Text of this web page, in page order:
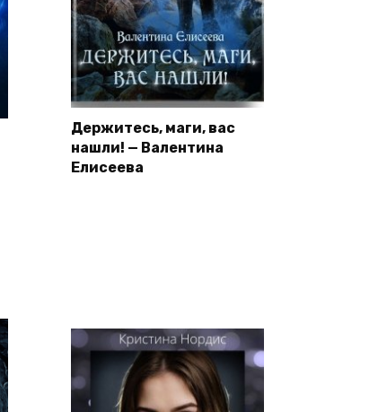
Держитесь, маги, вас
нашли! — Валентина
Елисеева